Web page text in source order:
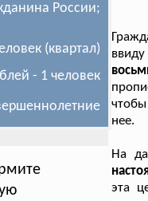
России;
(квартал)
- 1 человек
нее.
На
эта